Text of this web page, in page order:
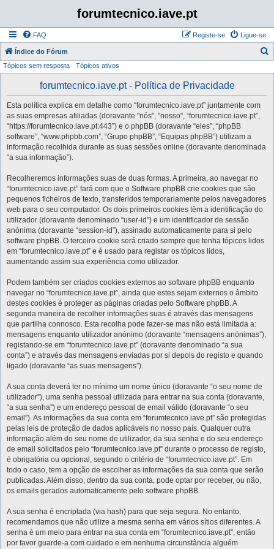
forumtecnico.iave.pt
FAQ Ligue-se
Registe-se
Índice do Fórum
Tópicos sem resposta Tópicos ativos
forumtecnico.iave.pt - Política de Privacidade
Esta política explica em detalhe como “forumtecnico.iave.pt” juntamente com
as suas empresas afiliadas (doravante "nós", "nosso", “forumtecnico.iave.pt”,
“https://forumtecnico.iave.pt:443”) e o phpBB (doravante “eles”, “phpBB
software”, “www.phpbb.com”, “Grupo phpBB”, “Equipas phpBB”) utilizam a
informação recolhida durante as suas sessões online (doravante denominada
“a sua informação”).
Recolheremos informações suas de duas formas. A primeira, ao navegar no
“forumtecnico.iave.pt” fará com que o Software phpBB crie cookies que são
pequenos ficheiros de texto, transferidos temporariamente pelos navegadores
web para o seu computador. Os dois primeiros cookies têm a identificação do
utilizador (doravante denominado “user-id”) e um identificador de sessão
anónima (doravante “session-id”), assinado automaticamente para si pelo
software phpBB. O terceiro cookie será criado sempre que tenha tópicos lidos
em “forumtecnico.iave.pt” e é usado para registar os tópicos lidos,
aumentando assim sua experiência como utilizador.
Podem também ser criados cookies externos ao software phpBB enquanto
navegar no “forumtecnico.iave.pt”, ainda que estes sejam externos o âmbito
destes cookies é proteger as páginas criadas pelo Software phpBB. A
segunda maneira de recolher informações suas é através das mensagens
que partilha connosco. Esta recolha pode fazer-se mas não está limitada a:
mensagens enquanto utilizador anónimo (doravante “mensagens anónimas”),
registando-se em “forumtecnico.iave.pt” (doravante denominado “a sua
conta”) e através das mensagens enviadas por si depois do registo e quando
ligado (doravante “as suas mensagens”).
A sua conta deverá ter no mínimo um nome único (doravante “o seu nome de
utilizador”), uma senha pessoal utilizada para entrar na sua conta (doravante,
“a sua senha”) e um endereço pessoal de email válido (doravante “o seu
email”). As informações da sua conta em “forumtecnico.iave.pt” são protegidas
pelas leis de proteção de dados aplicáveis no nosso país. Qualquer outra
informação além do seu nome de utilizador, da sua senha e do seu endereço
de email solicitados pelo “forumtecnico.iave.pt” durante o processo de registo,
é obrigatória ou opcional, segundo o critério de “forumtecnico.iave.pt”. Em
todo o caso, tem a opção de escolher as informações da sua conta que serão
publicadas. Além disso, dentro da sua conta, pode optar por receber, ou não,
os emails gerados automaticamente pelo software phpBB.
A sua senha é encriptada (via hash) para que seja segura. No entanto,
recomendamos que não utilize a mesma senha em vários sítios diferentes. A
senha é um meio para entrar na sua conta em “forumtecnico.iave.pt”, então
por favor guarde-a com cuidado e em nenhuma circunstância alguém